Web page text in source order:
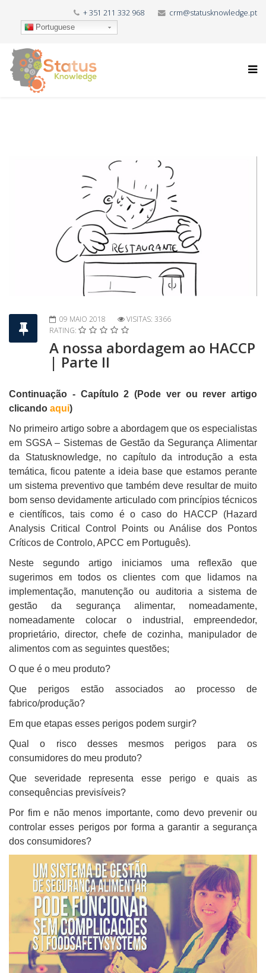
+ 351 211 332 968 crm@statusknowledge.pt
Portuguese
09 MAIO 2018
VISITAS: 3366
RATING:
A nossa abordagem ao HACCP
| Parte II
Continuação - Capítulo 2 (Pode ver ou rever artigo
clicando aqui)
No primeiro artigo sobre a abordagem que os especialistas
em SGSA – Sistemas de Gestão da Segurança Alimentar
da Statusknowledge, no capítulo da introdução a esta
temática, ficou patente a ideia base que estamos perante
um sistema preventivo que também deve resultar de muito
bom senso devidamente articulado com princípios técnicos
e científicos, tais como é o caso do HACCP (Hazard
Analysis Critical Control Points ou Análise dos Pontos
Críticos de Controlo, APCC em Português).
Neste segundo artigo iniciamos uma reflexão que
sugerimos em todos os clientes com que lidamos na
implementação, manutenção ou auditoria a sistema de
gestão da segurança alimentar, nomeadamente,
nomeadamente colocar o industrial, empreendedor,
proprietário, director, chefe de cozinha, manipulador de
alimentos com as seguintes questões;
O que é o meu produto?
Que perigos estão associados ao processo de
fabrico/produção?
Em que etapas esses perigos podem surgir?
Qual o risco desses mesmos perigos para os
consumidores do meu produto?
Que severidade representa esse perigo e quais as
consequências previsíveis?
Por fim e não menos importante, como devo prevenir ou
controlar esses perigos por forma a garantir a segurança
dos consumidores?